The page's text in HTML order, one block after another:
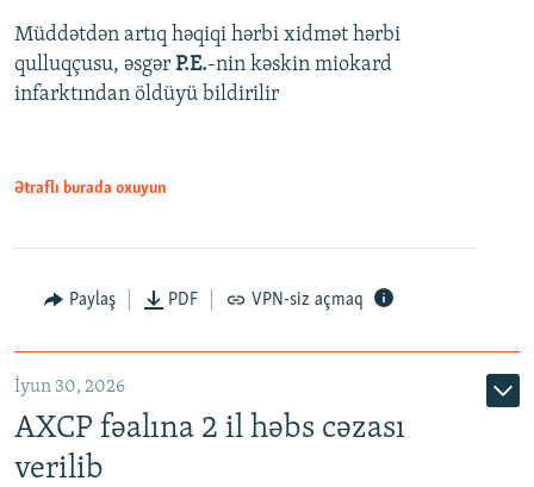
Müddətdən artıq həqiqi hərbi xidmət hərbi
qulluqçusu, əsgər P.E.-nin kəskin miokard
infarktından öldüyü bildirilir
Ətraflı burada oxuyun
Paylaş PDF VPN-siz açmaq
İyun 30, 2026
AXCP fəalına 2 il həbs cəzası
verilib